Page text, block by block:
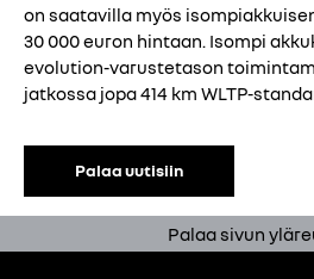
on saatavilla myös
30 000 euron hintaan. Isompi
evolution-varustetason
jatkossa jopa 414 km WLTP-
Palaa uutisiin
Palaa sivun